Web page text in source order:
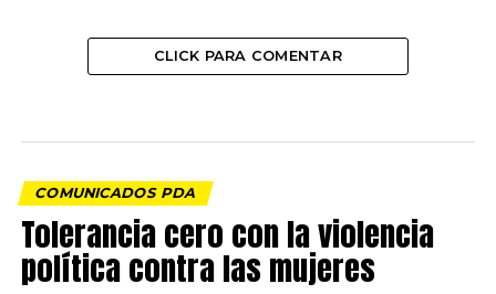
CLICK PARA COMENTAR
COMUNICADOS PDA
Tolerancia cero con la violencia
política contra las mujeres